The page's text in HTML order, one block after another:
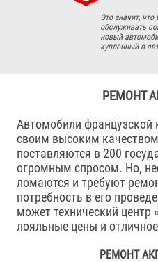
Это значит,
обслуживать
новый
купленный в
РЕМОНТ
Автомобили французской
своим высоким
поставляются в 200
огромным спросом. Но,
ломаются и требуют
потребность в его
может технический центр
лояльные цены и
РЕМОНТ